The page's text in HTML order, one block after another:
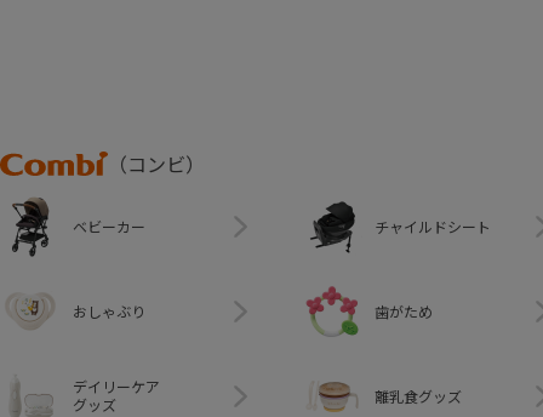
Combi
（コンビ）
ベビーカー チャイルドシート
おしゃぶり 歯がため
デイリーケア
グッズ
離乳食グッズ